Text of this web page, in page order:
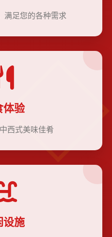
满足您的各种需求
体验
西式美味佳肴
设施